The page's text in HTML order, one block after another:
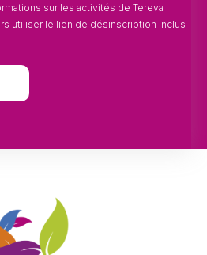
sur les activités de Tereva
utiliser le lien de désinscription inclus